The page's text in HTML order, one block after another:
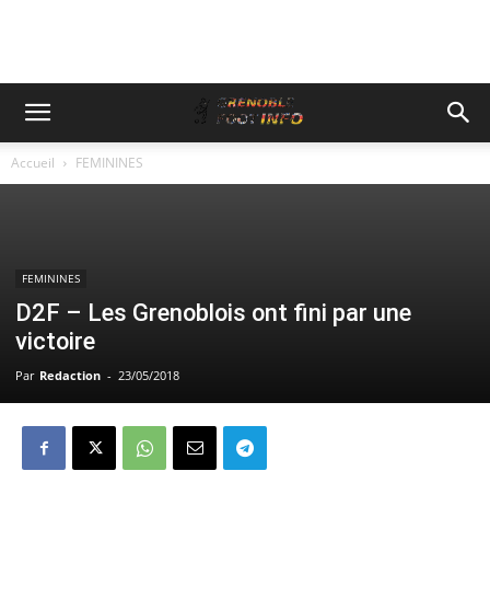
Accueil FEMININES
FEMININES
D2F – Les Grenoblois ont fini par une
victoire
Par Redaction - 23/05/2018